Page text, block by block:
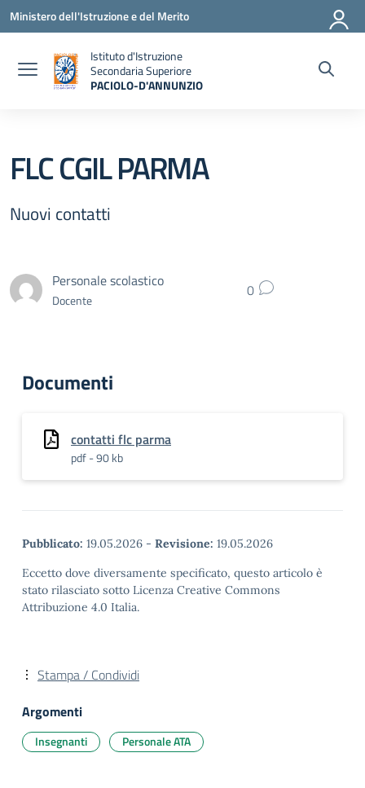
Vai ai contenuti
Vai al menu di navigazione
Vai al footer
Ministero dell'Istruzione e del Merito
Istituto d'Istruzione
Secondaria Superiore
PACIOLO-D'ANNUNZIO
FLC CGIL PARMA
Nuovi contatti
Personale scolastico
Docente 0
Documenti
contatti flc parma
pdf - 90 kb
Pubblicato: 19.05.2026 - Revisione: 19.05.2026
Eccetto dove diversamente specificato, questo articolo è
stato rilasciato sotto Licenza Creative Commons
Attribuzione 4.0 Italia.
Stampa / Condividi
Argomenti
Insegnanti Personale ATA